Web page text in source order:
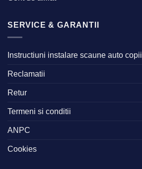
SERVICE & GARANTII
Instructiuni instalare scaune auto copii
Reclamatii
Retur
Termeni si conditii
ANPC
Cookies